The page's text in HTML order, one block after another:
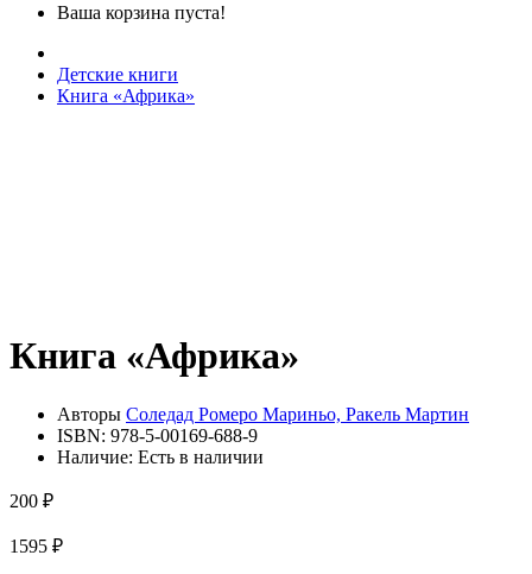
Ваша корзина пуста!
Детские книги
Книга «Африка»
Книга «Африка»
Авторы Соледад Ромеро Мариньо, Ракель Мартин
ISBN: 978-5-00169-688-9
Наличие: Есть в наличии
200 ₽
1595 ₽